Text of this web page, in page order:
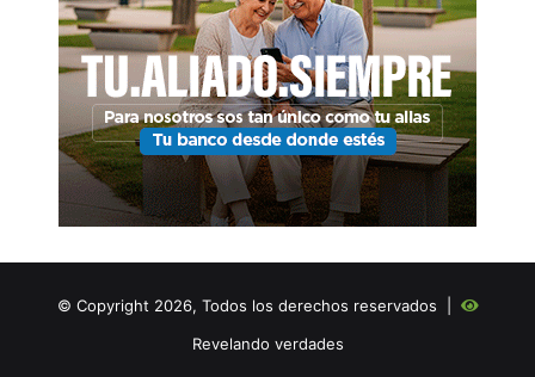
© Copyright 2026, Todos los derechos reservados |
Revelando verdades